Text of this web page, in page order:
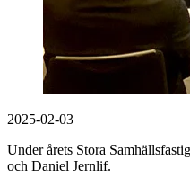
2025-02-03
Under årets Stora
och Daniel Jernlif.